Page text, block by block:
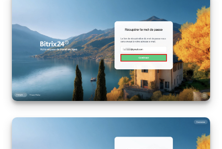
Widget de l'employé
Téléphonie
Paramètres